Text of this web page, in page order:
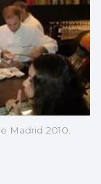
Madrid 2010.